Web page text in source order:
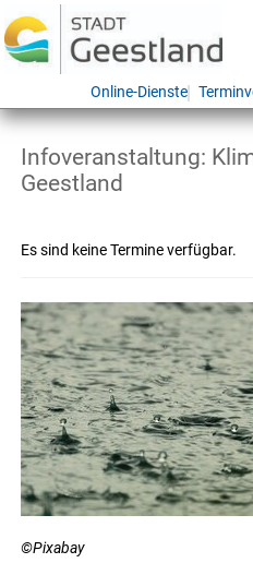
Online-Dienste
Infoveranstaltung:
Geestland
Es sind keine Termine verfügbar.
©Pixabay